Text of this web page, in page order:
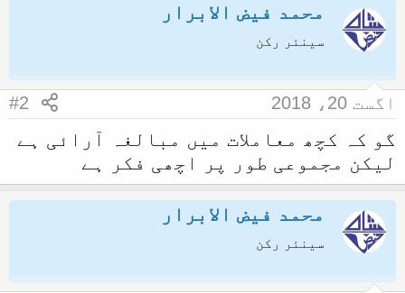
محمد فیض الابرار
سینئر رکن
اگست 20، 2018 #2
گو کہ کچھ معاملات میں مبالغہ آرائی ہے
لیکن مجموعی طور پر اچھی فکر ہے
محمد فیض الابرار
سینئر رکن